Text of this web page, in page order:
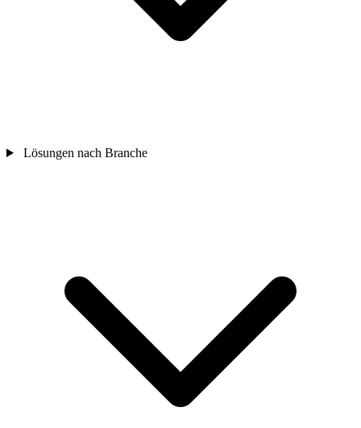
Lösungen nach Branche